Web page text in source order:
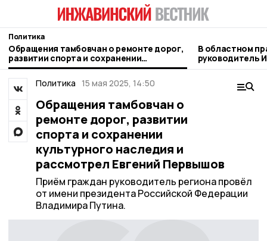
Политика
Обращения тамбовчан о ремонте дорог,
развитии спорта и сохранении
культурного наследия и рассмотрел
Евгений Первышов
В областном
руководитель
рассказал о
Политика 15 мая 2025, 14:50
Обращения тамбовчан о
ремонте дорог, развитии
спорта и сохранении
культурного наследия и
рассмотрел Евгений Первышов
Приём граждан руководитель региона провёл
от имени президента Российской Федерации
Владимира Путина.